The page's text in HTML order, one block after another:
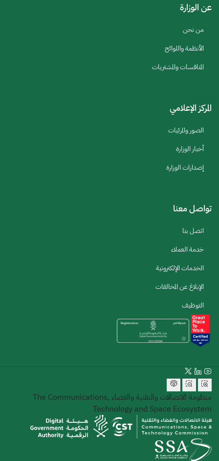
عن الوزارة
من نحن
الأنظمة واللوائح
المنافسات والمشتريات
المركز الإعلامي
الصور والمرئيات
أخبار الوزارة
إصدارات الوزارة
تواصل معنا
اتصل بنا
خدمة العملاء
الخدمات الإلكترونية
الإبلاغ عن المخالفات
التوظيف
منظومة الاتصالات والتقنية والفضاء The Communications,
Technology and Space Ecosystem